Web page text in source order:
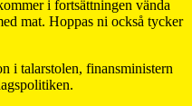
i fortsättningen vända
mat. Hoppas ni också tycker
i talarstolen, finansministern